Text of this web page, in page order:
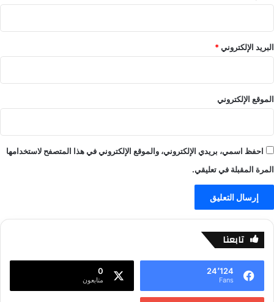
-
ل
ل
ي
ل
ي
ف
البريد الإلكتروني*
الموقع الإلكتروني
احفظ اسمي، بريدي الإلكتروني، والموقع الإلكتروني في هذا المتصفح لاستخدامها
المرة المقبلة في تعليقي.
تابعنا
24٬124
Fans
0
متابعون